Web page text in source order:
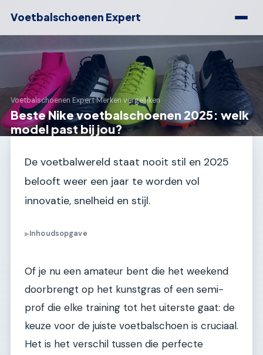
Voetbalschoenen Expert
Voetbalschoenen Expert›Merken vergelijken
Beste Nike voetbalschoenen 2025: welk
model past bij jou?
De voetbalwereld staat nooit stil en 2025
belooft weer een jaar te worden vol
innovatie, snelheid en stijl.
▶Inhoudsopgave
Of je nu een amateur bent die het weekend
doorbrengt op het kunstgras of een semi-
prof die elke training tot het uiterste gaat: de
keuze voor de juiste voetbalschoen is cruciaal.
Het is het verschil tussen die perfecte